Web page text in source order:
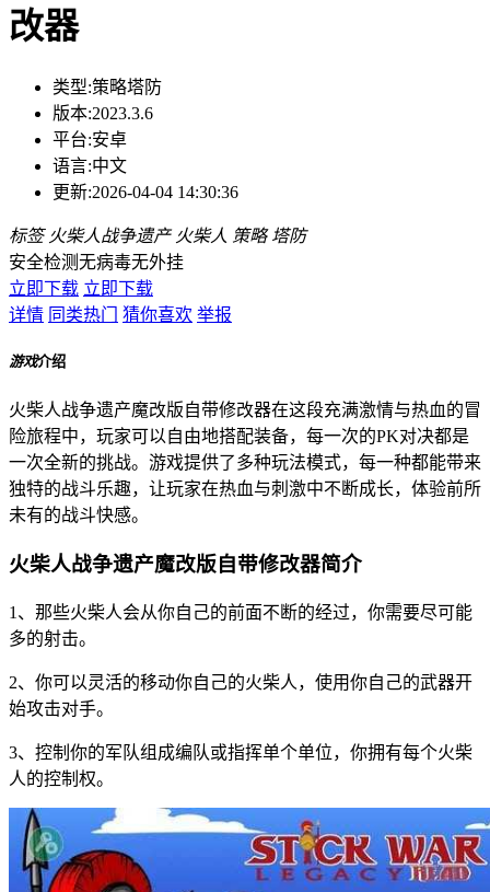
改器
类型:策略塔防
版本:2023.3.6
平台:安卓
语言:中文
更新:2026-04-04 14:30:36
标签 火柴人战争遗产 火柴人 策略 塔防
安全检测无病毒无外挂
立即下载 立即下载
详情 同类热门 猜你喜欢 举报
游戏介绍
火柴人战争遗产魔改版自带修改器在这段充满激情与热血的冒
险旅程中，玩家可以自由地搭配装备，每一次的PK对决都是
一次全新的挑战。游戏提供了多种玩法模式，每一种都能带来
独特的战斗乐趣，让玩家在热血与刺激中不断成长，体验前所
未有的战斗快感。
火柴人战争遗产魔改版自带修改器简介
1、那些火柴人会从你自己的前面不断的经过，你需要尽可能
多的射击。
2、你可以灵活的移动你自己的火柴人，使用你自己的武器开
始攻击对手。
3、控制你的军队组成编队或指挥单个单位，你拥有每个火柴
人的控制权。